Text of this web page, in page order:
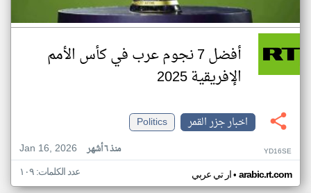
أفضل 7 نجوم عرب في كأس الأمم
الإفريقية 2025
اخبار جزر القمر
Politics
Jan 16, 2026
منذ ٦ أشهر YD16SE
ار تي عربي• arabic.rt.com عدد الكلمات: ١٠٩